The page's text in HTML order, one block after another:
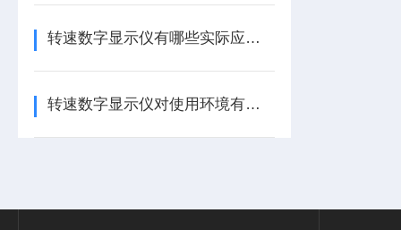
转速数字显示仪有哪些实际应用？
转速数字显示仪对使用环境有哪些要求